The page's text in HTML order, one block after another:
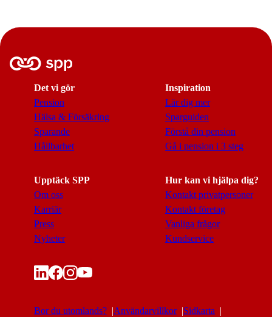
Det vi gör
Pension
Hälsa & Försäkring
Sparande
Hållbarhet
Inspiration
Lär dig mer
Sparguiden
Förstå din pension
Gå i pension i 3 steg
Upptäck SPP
Om oss
Karriär
Press
Nyheter
Hur kan vi hjälpa dig?
Kontakt privatpersoner
Kontakt företag
Vanliga frågor
Kundservice
Bor du utomlands? Användarvillkor Sidkarta